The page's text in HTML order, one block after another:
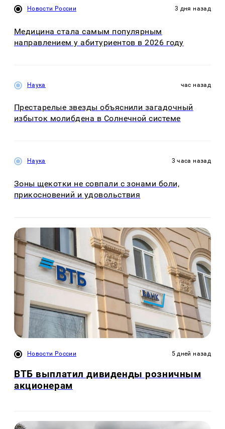
Новости России 3 дня назад
Медицина стала самым популярным
направлением у абитуриентов в 2026 году
Наука час назад
Престарелые звезды объяснили загадочный
избыток молибдена в Солнечной системе
Наука 3 часа назад
Зоны щекотки не совпали с зонами боли,
прикосновений и удовольствия
Новости России 5 дней назад
ВТБ выплатил дивиденды розничным
акционерам